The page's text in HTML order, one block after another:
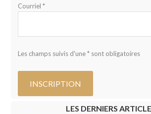
Courriel *
Les champs suivis d'une * sont obligatoires
LES DERNIERS